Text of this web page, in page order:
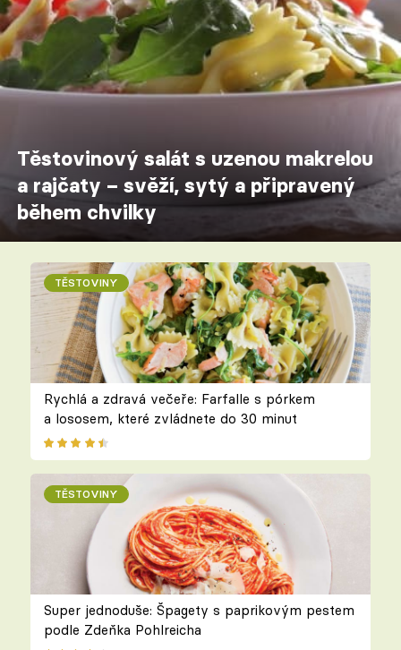
Těstovinový salát s uzenou makrelou
a rajčaty – svěží, sytý a připravený
během chvilky
TĚSTOVINY
Rychlá a zdravá večeře: Farfalle s pórkem
a lososem, které zvládnete do 30 minut
TĚSTOVINY
Super jednoduše: Špagety s paprikovým pestem
podle Zdeňka Pohlreicha